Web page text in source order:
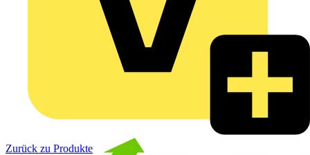
Zurück zu Produkte